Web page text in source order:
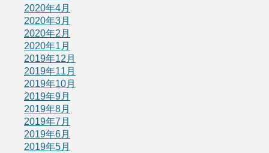
2020年4月
2020年3月
2020年2月
2020年1月
2019年12月
2019年11月
2019年10月
2019年9月
2019年8月
2019年7月
2019年6月
2019年5月